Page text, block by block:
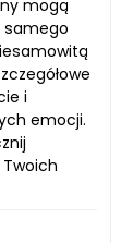
mogą
samego
i
emocji.